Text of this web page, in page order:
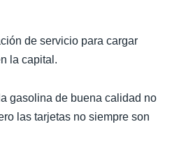
de servicio para cargar
la capital.
gasolina de buena calidad no
las tarjetas no siempre son